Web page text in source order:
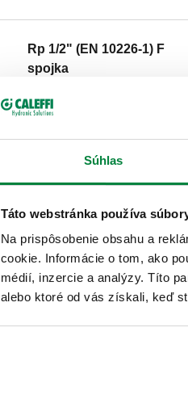
Súhlas
Táto webstránka používa
Na prispôsobenie obsahu a
cookie. Informácie o tom, ako
médií, inzercie a analýzy. Títo
alebo ktoré od vás získali, keď
Rp 1/2" (EN 10226-1) F
spojka